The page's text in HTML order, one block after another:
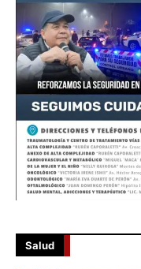
Salud